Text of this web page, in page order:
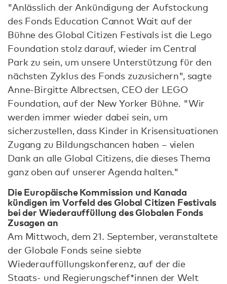
"Anlässlich der Ankündigung der Aufstockung
des Fonds Education Cannot Wait auf der
Bühne des Global Citizen Festivals ist die Lego
Foundation stolz darauf, wieder im Central
Park zu sein, um unsere Unterstützung für den
nächsten Zyklus des Fonds zuzusichern", sagte
Anne-Birgitte Albrectsen, CEO der LEGO
Foundation, auf der New Yorker Bühne. "Wir
werden immer wieder dabei sein, um
sicherzustellen, dass Kinder in Krisensituationen
Zugang zu Bildungschancen haben – vielen
Dank an alle Global Citizens, die dieses Thema
ganz oben auf unserer Agenda halten."
Die Europäische Kommission und Kanada
kündigen im Vorfeld des Global Citizen Festivals
bei der Wiederauffüllung des Globalen Fonds
Zusagen an
Am Mittwoch, dem 21. September, veranstaltete
der Globale Fonds seine siebte
Wiederauffüllungskonferenz, auf der die
Staats- und Regierungschef*innen der Welt